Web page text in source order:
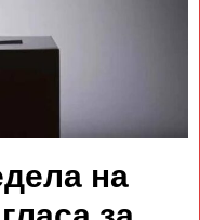
на